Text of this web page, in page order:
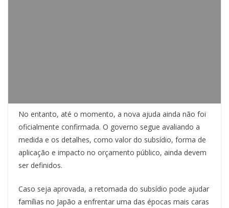
No entanto, até o momento, a nova ajuda ainda não foi
oficialmente confirmada. O governo segue avaliando a
medida e os detalhes, como valor do subsídio, forma de
aplicação e impacto no orçamento público, ainda devem
ser definidos.
Caso seja aprovada, a retomada do subsídio pode ajudar
famílias no Japão a enfrentar uma das épocas mais caras